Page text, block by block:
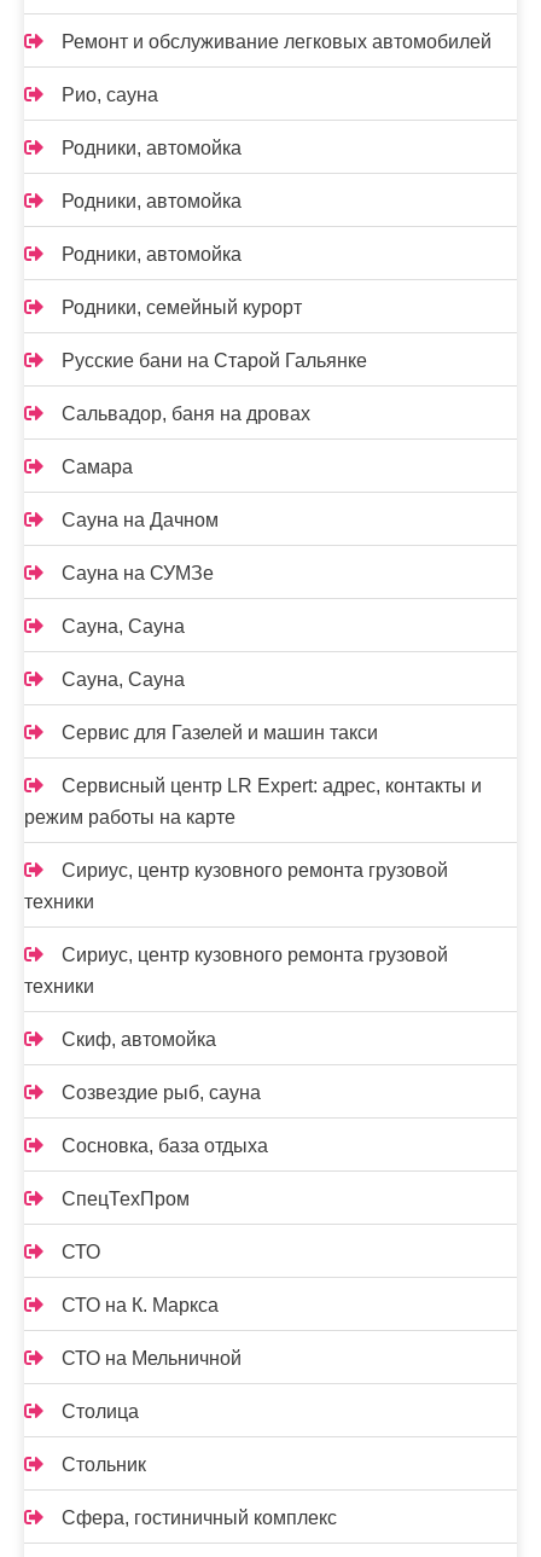
Ремонт и обслуживание легковых автомобилей
Рио, сауна
Родники, автомойка
Родники, автомойка
Родники, автомойка
Родники, семейный курорт
Русские бани на Старой Гальянке
Сальвадор, баня на дровах
Самара
Сауна на Дачном
Сауна на СУМЗе
Сауна, Сауна
Сауна, Сауна
Сервис для Газелей и машин такси
Сервисный центр LR Expert: адрес, контакты и
режим работы на карте
Сириус, центр кузовного ремонта грузовой
техники
Сириус, центр кузовного ремонта грузовой
техники
Скиф, автомойка
Созвездие рыб, сауна
Сосновка, база отдыха
СпецТехПром
СТО
СТО на К. Маркса
СТО на Мельничной
Столица
Стольник
Сфера, гостиничный комплекс